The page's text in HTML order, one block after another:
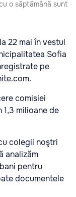
o săptămână sunt
22 mai în vestul
Sofia
pe
.
comisiei
milioane de
colegii noştri
analizăm
pentru
documentele